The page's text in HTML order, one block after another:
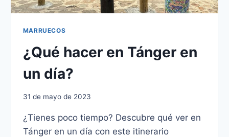
MARRUECOS
¿Qué hacer en Tánger en
un día?
31 de mayo de 2023
¿Tienes poco tiempo? Descubre qué ver en
Tánger en un día con este itinerario